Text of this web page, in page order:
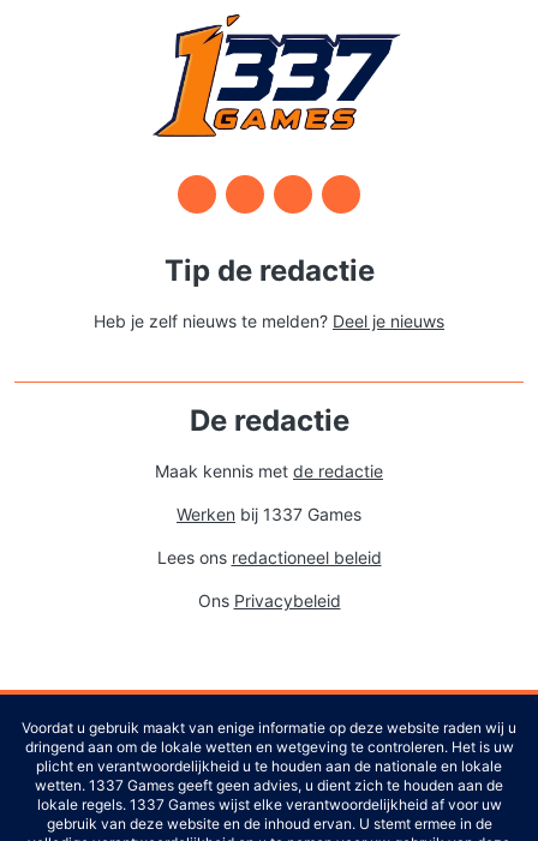
Tip de redactie
Heb je zelf nieuws te melden? Deel je nieuws
De redactie
Maak kennis met de redactie
Werken bij 1337 Games
Lees ons redactioneel beleid
Ons Privacybeleid
Voordat u gebruik maakt van enige informatie op deze website raden wij u
dringend aan om de lokale wetten en wetgeving te controleren. Het is uw
plicht en verantwoordelijkheid u te houden aan de nationale en lokale
wetten. 1337 Games geeft geen advies, u dient zich te houden aan de
lokale regels. 1337 Games wijst elke verantwoordelijkheid af voor uw
gebruik van deze website en de inhoud ervan. U stemt ermee in de